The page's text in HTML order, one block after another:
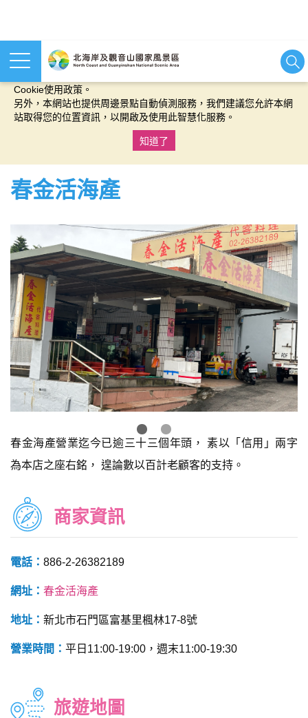
本網站使用cookies等相關技術以持續優化網站服務，並有助於為
Cookie使用政策。
另外，本網站也提供周邊景點自動偵測服務，我們建議您允許本網
站取得您的位置資訊，以開啟及使用此智慧化服務。
知道了
春金活海產
春金海產營業迄今已逾三十三個年頭， 素以「信用」兩字
為本店之座右銘， 遑論數以百計老顧客的支持。
商家資訊
電話： 886-2-26382189
網址： 春金活海產
地址： 新北市石門區富基里楓林17-8號
營業時間： 平日11:00-19:00，週末11:00-19:30
旅遊地圖